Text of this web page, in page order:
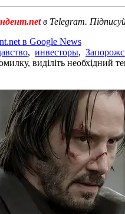
в Telegram.
в Google News
, инвесторы,
виділіть необхідний